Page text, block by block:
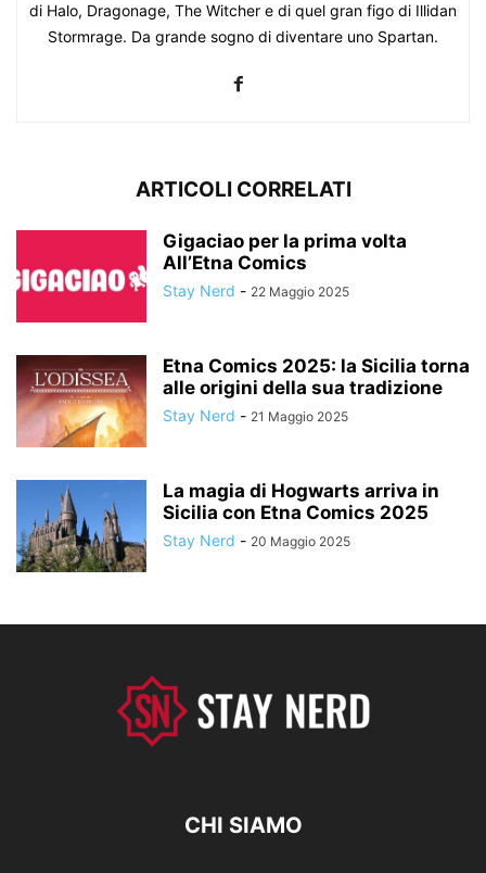
di Halo, Dragonage, The Witcher e di quel gran figo di Illidan
Stormrage. Da grande sogno di diventare uno Spartan.
ARTICOLI CORRELATI
Gigaciao per la prima volta
All’Etna Comics
Stay Nerd - 22 Maggio 2025
Etna Comics 2025: la Sicilia torna
alle origini della sua tradizione
Stay Nerd - 21 Maggio 2025
La magia di Hogwarts arriva in
Sicilia con Etna Comics 2025
Stay Nerd - 20 Maggio 2025
CHI SIAMO